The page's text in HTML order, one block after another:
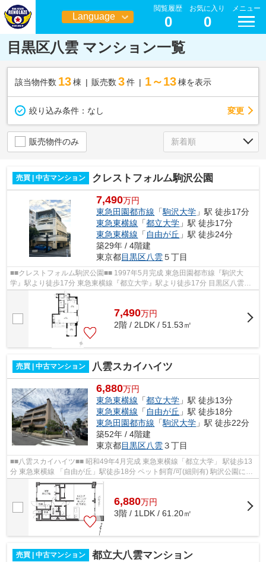
Language
日本語
閲覧履歴
0
お気に入り
0
メニュー
目黒区八雲 マンション一覧
該当物件数 13棟 販売数 3 件 1～13 棟を表示
絞り込み条件： なし 変更
販売物件のみ
売買 | 中古マンション クレストフォルム駒沢公園
7,490万円
東急田園都市線 「駒沢大学 」駅 徒歩17分
東急東横線 「都立大学 」駅 徒歩17分
東急東横線 「 自由が丘 」駅 徒歩24分
築29年 / 4階建
東京都目黒区八雲５丁目
■■クレストフォルム駒沢公園■■ 1997年5月完成 東急田園都市線『駒沢大
学』駅より徒歩17分 東急東横線『都立大学』駅より徒歩17分 目黒区八雲の
閑静な住宅街に位置した静かな環境 駒...
7,490万円
2階 / 2LDK / 51.53㎡
売買 | 中古マンション 八雲スカイハイツ
6,880万円
東急東横線 「都立大学 」駅 徒歩13分
東急東横線 「 自由が丘 」駅 徒歩18分
東急田園都市線 「駒沢大学 」駅 徒歩22分
築52年 / 4階建
東京都目黒区八雲３丁目
■■八雲スカイハイツ■■ 昭和49年4月完成 東急東横線「都立大学」 駅徒歩13
分 東急東横線 「自由が丘」駅徒歩18分 ペット飼育/可(細則有) 駒沢公園にほ
ど近い閑静な住宅地 【周辺環...
6,880万円
3階 / 1LDK / 61.20㎡
売買 | 中古マンション 都立大八雲マンション